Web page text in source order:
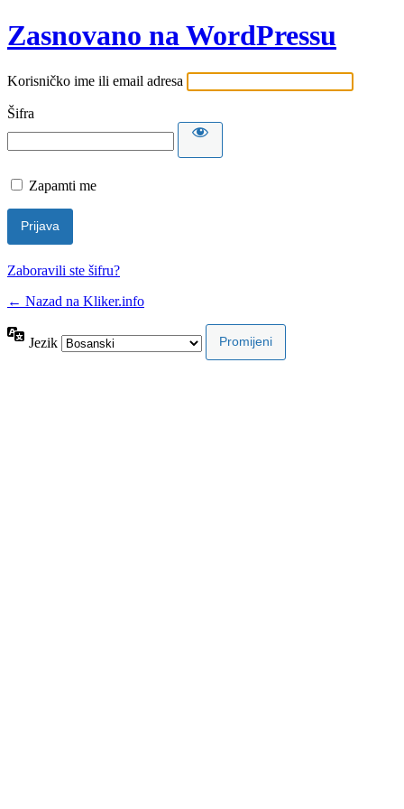
Zasnovano na WordPressu
Korisničko ime ili email adresa
Šifra
Zapamti me
Zaboravili ste šifru?
← Nazad na Kliker.info
Jezik